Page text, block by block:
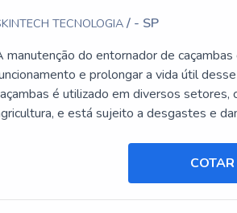
TECNOLOGIA/ - SP
manutenção do entornador de
e prolongar a vida útil
é utilizado em diversos setores,
e está sujeito a desgastes e